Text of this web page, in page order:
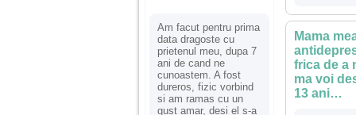
Am facut pentru prima
data dragoste cu
prietenul meu, dupa 7
ani de cand ne
cunoastem. A fost
dureros, fizic vorbind
si am ramas cu un
gust amar, desi el s-a
Mama
frica de a
ma voi
13 ani…